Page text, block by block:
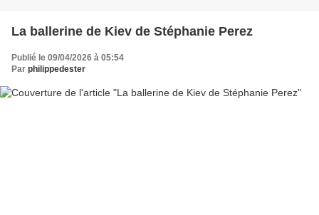
La ballerine de Kiev de Stéphanie Perez
Publié le 09/04/2026 à 05:54
Par philippedester